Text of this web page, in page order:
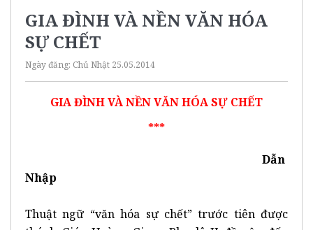
GIA ĐÌNH VÀ NỀN VĂN HÓA
SỰ CHẾT
Ngày đăng: Chủ Nhật 25.05.2014
GIA ĐÌNH VÀ NỀN VĂN HÓA SỰ CHẾT
***
Dẫn
Nhập
Thuật ngữ “văn hóa sự chết” trước tiên được